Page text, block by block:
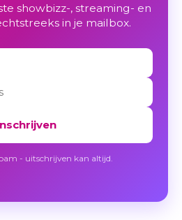
showbizz-, streaming- en
in je mailbox.
- uitschrijven kan altijd.